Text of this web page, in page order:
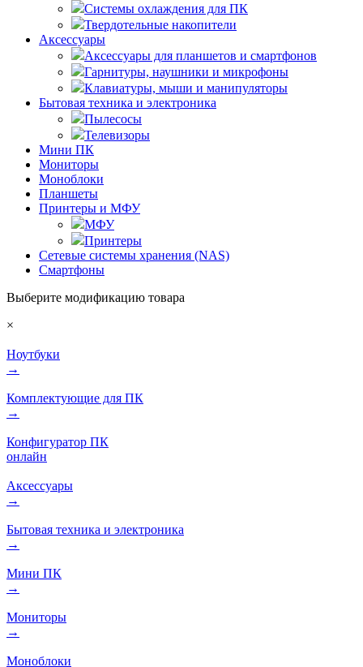
Системы охлаждения для ПК
Твердотельные накопители
Аксессуары
Аксессуары для планшетов и смартфонов
Гарнитуры, наушники и микрофоны
Клавиатуры, мыши и манипуляторы
Бытовая техника и электроника
Пылесосы
Телевизоры
Мини ПК
Мониторы
Моноблоки
Планшеты
Принтеры и МФУ
МФУ
Принтеры
Сетевые системы хранения (NAS)
Смартфоны
Выберите модификацию товара
×
Ноутбуки
→
Комплектующие для ПК
→
Конфигуратор ПК
онлайн
Аксессуары
→
Бытовая техника и электроника
→
Мини ПК
→
Мониторы
→
Моноблоки